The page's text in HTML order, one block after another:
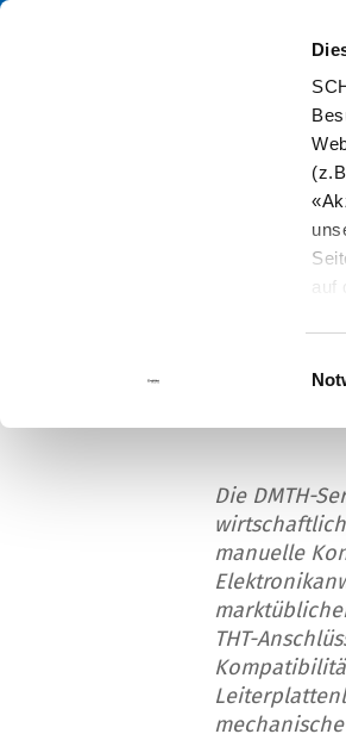
DMTH:
Die DMTH-
manuelle
THT-